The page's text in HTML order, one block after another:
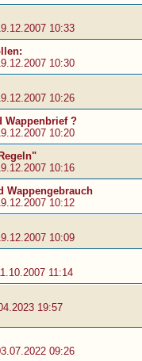
10:33
10:30
10:26
Wappenbrief ?
10:20
10:16
Wappengebrauch
10:12
10:09
11:14
19:57
09:26